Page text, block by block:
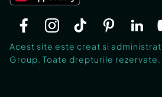
Acest site este creat si
Group. Toate drepturile rezervate.